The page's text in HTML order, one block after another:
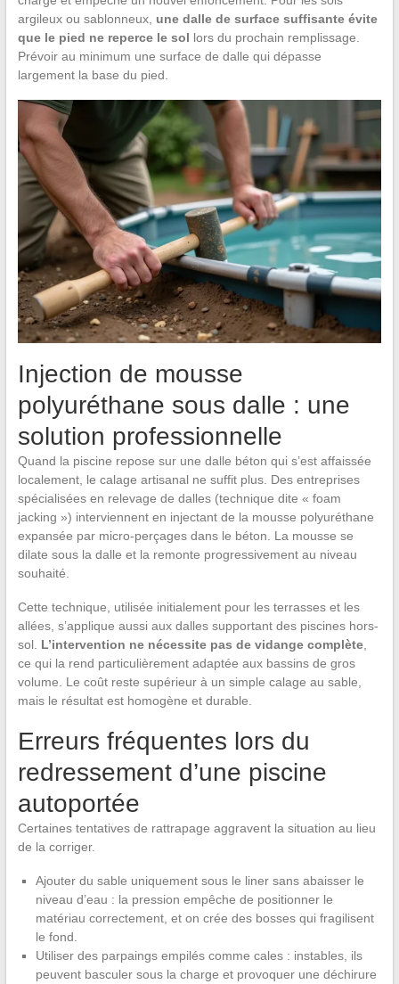
argileux ou sablonneux, une dalle de surface suffisante évite
que le pied ne reperce le sol lors du prochain remplissage.
Prévoir au minimum une surface de dalle qui dépasse
largement la base du pied.
Injection de mousse
polyuréthane sous dalle : une
solution professionnelle
Quand la piscine repose sur une dalle béton qui s’est affaissée
localement, le calage artisanal ne suffit plus. Des entreprises
spécialisées en relevage de dalles (technique dite « foam
jacking ») interviennent en injectant de la mousse polyuréthane
expansée par micro-perçages dans le béton. La mousse se
dilate sous la dalle et la remonte progressivement au niveau
souhaité.
Cette technique, utilisée initialement pour les terrasses et les
allées, s’applique aussi aux dalles supportant des piscines hors-
sol. L’intervention ne nécessite pas de vidange complète,
ce qui la rend particulièrement adaptée aux bassins de gros
volume. Le coût reste supérieur à un simple calage au sable,
mais le résultat est homogène et durable.
Erreurs fréquentes lors du
redressement d’une piscine
autoportée
Certaines tentatives de rattrapage aggravent la situation au lieu
de la corriger.
Ajouter du sable uniquement sous le liner sans abaisser le
niveau d’eau : la pression empêche de positionner le
matériau correctement, et on crée des bosses qui fragilisent
le fond.
Utiliser des parpaings empilés comme cales : instables, ils
peuvent basculer sous la charge et provoquer une déchirure